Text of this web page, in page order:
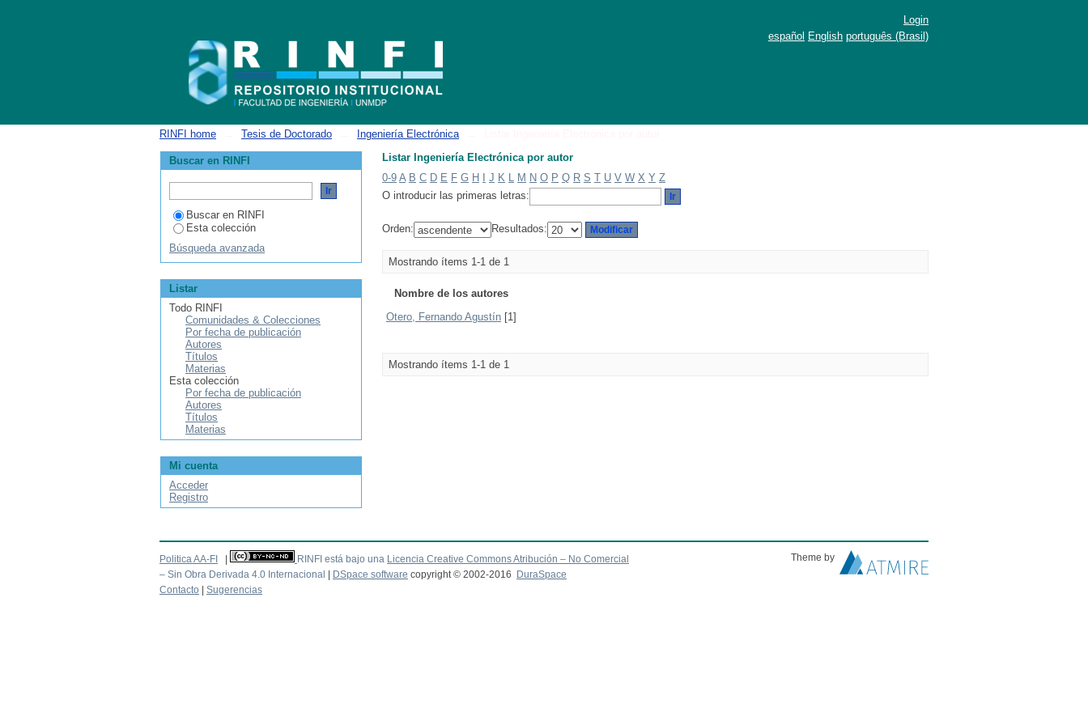
Login
español English português (Brasil)
RINFI home Tesis de Doctorado Ingeniería Electrónica
Listar Ingeniería Electrónica por autor
0-9 A B C D E F G H J K L M N O P Q R S T U V W X Y Z
O introducir las primeras letras:
Orden: Resultados:
Mostrando ítems 1-1 de 1
Nombre de los autores
Otero, Fernando Agustín [1]
Mostrando ítems 1-1 de 1
Buscar en RINFI
Buscar en RINFI
Esta colección
Búsqueda avanzada
Listar
Todo RINFI
Comunidades & Colecciones
Por fecha de publicación
Autores
Títulos
Materias
Esta colección
Por fecha de publicación
Autores
Títulos
Materias
Mi cuenta
Acceder
Registro
Politica AA-FI RINFI está bajo una Licencia Creative Commons Atribución – No Comercial
– Sin Obra Derivada 4.0 Internacional
DSpace software copyright © 2002-2016 DuraSpace
Theme by
Contacto Sugerencias